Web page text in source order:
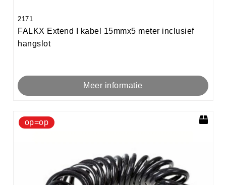
2171
FALKX Extend I kabel 15mmx5 meter inclusief
hangslot
Meer informatie
op=op